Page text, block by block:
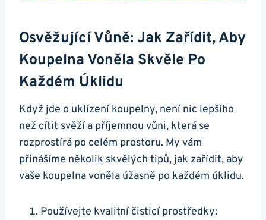
Osvěžující Vůně: Jak Zařídit, Aby
Koupelna Voněla Skvěle Po
Každém Úklidu
Když jde o uklízení koupelny, není nic lepšího
než cítit svěží a příjemnou vůni, která se
rozprostírá po celém prostoru. My vám
přinášíme několik skvělých tipů, jak zařídit, aby
vaše koupelna voněla úžasně po každém úklidu.
Používejte kvalitní čisticí prostředky: